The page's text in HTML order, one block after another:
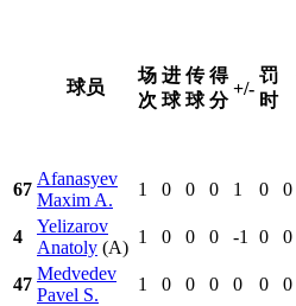
球员
场
次
进
球
传
球
得
分
+/-
罚
时
67
Afanasyev
Maxim A.
1 0 0 0 1 0 0
4
Yelizarov
Anatoly (A)
1 0 0 0 -1 0 0
47
Medvedev
Pavel S.
1 0 0 0 0 0 0